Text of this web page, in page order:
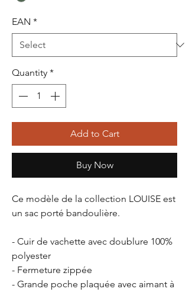
EAN *
Quantity *
Add to Cart
Buy Now
Ce modèle de la collection LOUISE est
un sac porté bandoulière.
- Cuir de vachette avec doublure 100%
polyester
- Fermeture zippée
- Grande poche plaquée avec aimant à